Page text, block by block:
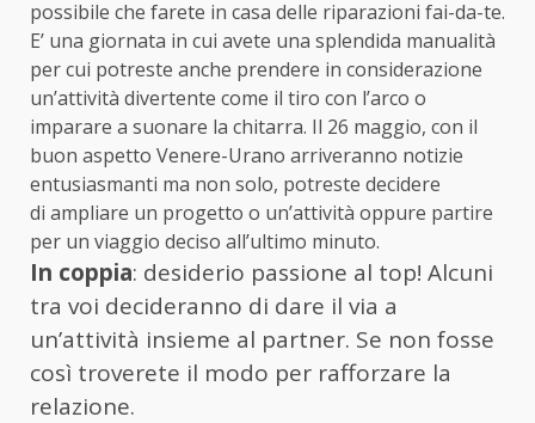
possibile che farete in casa delle riparazioni fai-da-te.
E’ una giornata in cui avete una splendida manualità
per cui potreste anche prendere in considerazione
un’attività divertente come il tiro con l’arco o
imparare a suonare la chitarra. Il 26 maggio, con il
buon aspetto Venere-Urano arriveranno notizie
entusiasmanti ma non solo, potreste decidere
di ampliare un progetto o un’attività oppure partire
per un viaggio deciso all’ultimo minuto.
In coppia: desiderio passione al top! Alcuni
tra voi decideranno di dare il via a
un’attività insieme al partner. Se non fosse
così troverete il modo per rafforzare la
relazione.